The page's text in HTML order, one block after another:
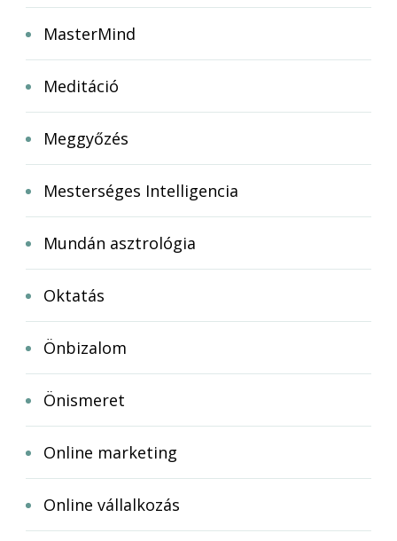
MasterMind
Meditáció
Meggyőzés
Mesterséges Intelligencia
Mundán asztrológia
Oktatás
Önbizalom
Önismeret
Online marketing
Online vállalkozás